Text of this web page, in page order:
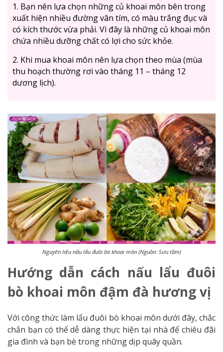
1. Bạn nên lựa chọn những củ khoai môn bên trong
xuất hiện nhiều đường vân tím, có màu trắng đục và
có kích thước vừa phải. Vì đây là những củ khoai môn
chứa nhiều dưỡng chất có lợi cho sức khỏe.
2. Khi mua khoai môn nên lựa chọn theo mùa (mùa
thu hoạch thường rơi vào tháng 11 – tháng 12
dương lịch).
Nguyên liệu nấu lẩu đuôi bò khoai môn (Nguồn: Sưu tầm)
Hướng dẫn cách nấu lẩu đuôi
bò khoai môn đậm đà hương vị
Với công thức làm lẩu đuôi bò khoai môn dưới đây, chắc
chắn bạn có thể dễ dàng thực hiện tại nhà để chiêu đãi
gia đình và bạn bè trong những dịp quây quần.